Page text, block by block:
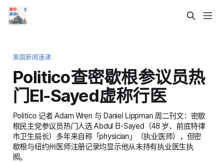
美国新闻速递
Politico查密歇根参议员热
门El-Sayed虚称行医
Politico 记者 Adam Wren 与 Daniel Lippman 周二刊文：密歇
根民主党参议员热门人选 Abdul El-Sayed（48 岁、前底特律
市卫生局长）多年来自称「physician」（执业医师），但密
歇根与纽约州医师注册记录均显示他从未持有执业医生执
照。